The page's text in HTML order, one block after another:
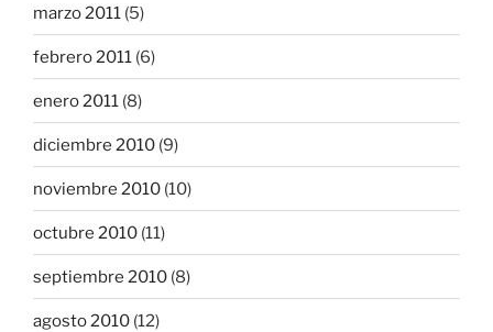
marzo 2011 (5)
febrero 2011 (6)
enero 2011 (8)
diciembre 2010 (9)
noviembre 2010 (10)
octubre 2010 (11)
septiembre 2010 (8)
agosto 2010 (12)